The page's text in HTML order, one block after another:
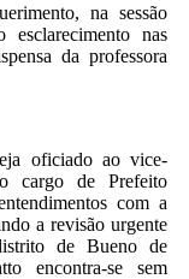
na sessão
esclarecimento nas
da professora
oficiado ao vice-
cargo de Prefeito
com a
a revisão urgente
de Bueno de
encontra-se sem